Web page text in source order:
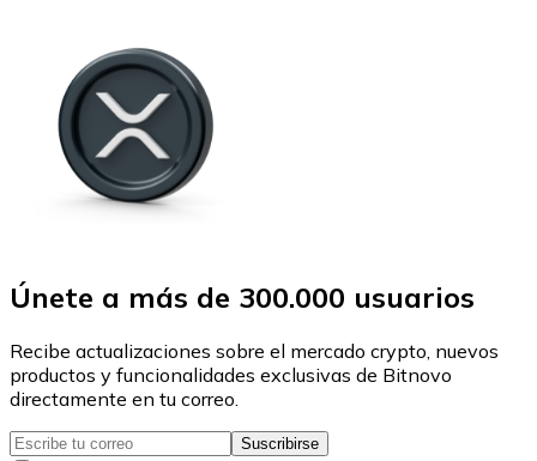
Únete a más de 300.000 usuarios
Recibe actualizaciones sobre el mercado crypto, nuevos
productos y funcionalidades exclusivas de Bitnovo
directamente en tu correo.
Suscribirse